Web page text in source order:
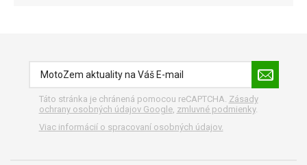
Táto stránka je chránená pomocou reCAPTCHA. Zásady
ochrany osobných údajov Google, zmluvné podmienky.
Viac informácií o spracovaní osobných údajov.